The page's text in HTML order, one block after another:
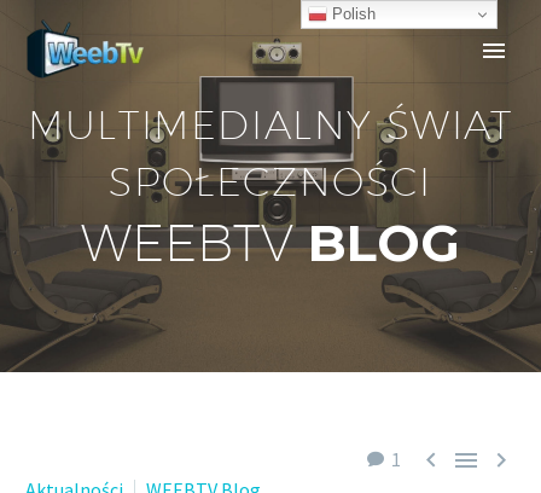
MULTIMEDIALNY ŚWIAT
SPOŁECZNOŚCI
WEEBTVBLOG
1   
Polish